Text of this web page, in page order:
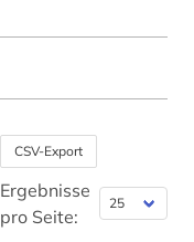
CSV-Export
Ergebnisse
pro Seite: